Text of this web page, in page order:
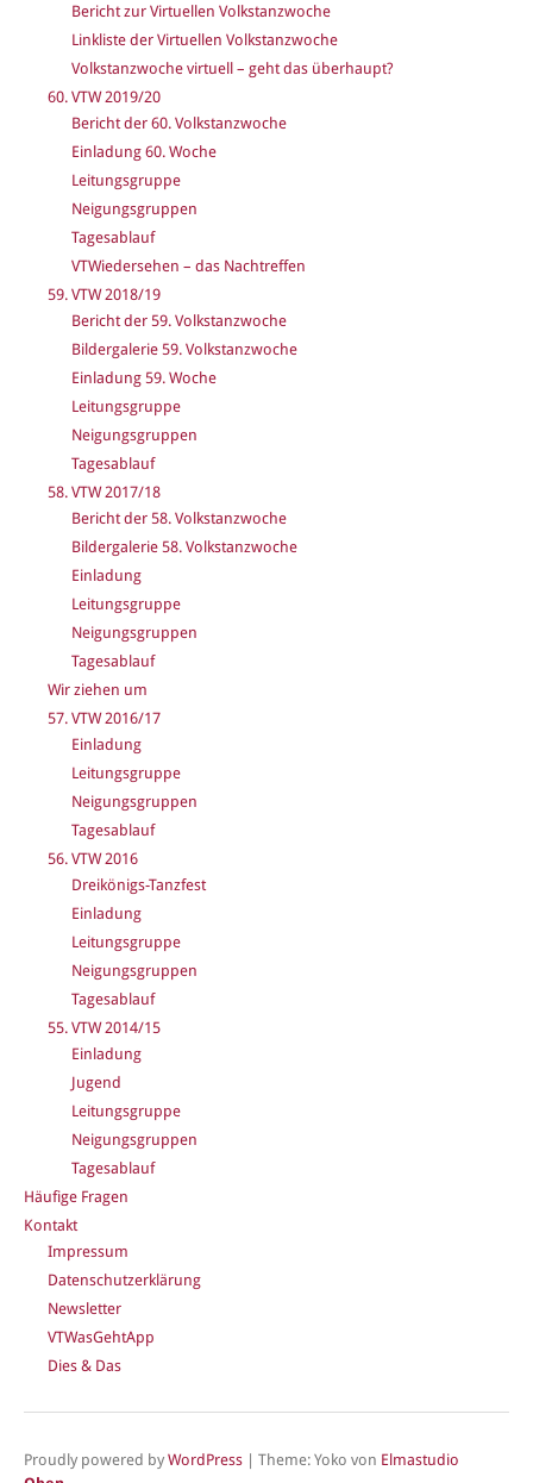
Bericht zur Virtuellen Volkstanzwoche
Linkliste der Virtuellen Volkstanzwoche
Volkstanzwoche virtuell – geht das überhaupt?
60. VTW 2019/20
Bericht der 60. Volkstanzwoche
Einladung 60. Woche
Leitungsgruppe
Neigungsgruppen
Tagesablauf
VTWiedersehen – das Nachtreffen
59. VTW 2018/19
Bericht der 59. Volkstanzwoche
Bildergalerie 59. Volkstanzwoche
Einladung 59. Woche
Leitungsgruppe
Neigungsgruppen
Tagesablauf
58. VTW 2017/18
Bericht der 58. Volkstanzwoche
Bildergalerie 58. Volkstanzwoche
Einladung
Leitungsgruppe
Neigungsgruppen
Tagesablauf
Wir ziehen um
57. VTW 2016/17
Einladung
Leitungsgruppe
Neigungsgruppen
Tagesablauf
56. VTW 2016
Dreikönigs-Tanzfest
Einladung
Leitungsgruppe
Neigungsgruppen
Tagesablauf
55. VTW 2014/15
Einladung
Jugend
Leitungsgruppe
Neigungsgruppen
Tagesablauf
Häufige Fragen
Kontakt
Impressum
Datenschutzerklärung
Newsletter
VTWasGehtApp
Dies & Das
Proudly powered by WordPress | Theme: Yoko von Elmastudio